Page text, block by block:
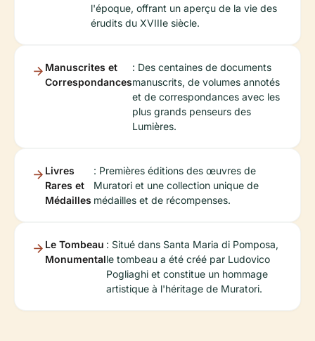
l'époque, offrant un aperçu de la vie des
érudits du XVIIIe siècle.
Manuscrites et
Correspondances
: Des centaines de documents
manuscrits, de volumes annotés
et de correspondances avec les
plus grands penseurs des
Lumières.
Livres
Rares et
Médailles
: Premières éditions des œuvres de
Muratori et une collection unique de
médailles et de récompenses.
Le Tombeau
Monumental
: Situé dans Santa Maria di Pomposa,
le tombeau a été créé par Ludovico
Pogliaghi et constitue un hommage
artistique à l'héritage de Muratori.